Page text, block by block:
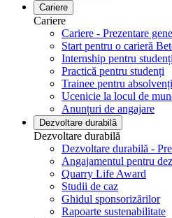
Cariere
Cariere
Cariere - Prezentare
Start pentru o carieră
Internship pentru studenți
Practică pentru studenți
Trainee pentru absolvenți
Ucenicie la locul de
Anunțuri de angajare
Dezvoltare durabilă
Dezvoltare durabilă
Dezvoltare durabilă -
Angajamentul pentru
Quarry Life Award
Studii de caz
Ghidul sponsorizărilor
Rapoarte sustenabilitate